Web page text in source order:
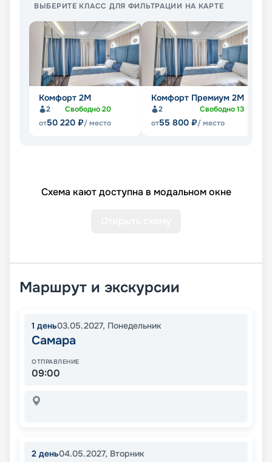
ВЫБЕРИТЕ КЛАСС ДЛЯ ФИЛЬТРАЦИИ НА КАРТЕ
Комфорт 2M
2 Свободно20
от50 220 ₽/ место
Комфорт Премиум 2M
2 Свободно13
от55 800 ₽/ место
Схема кают доступна в модальном окне
Маршрут и экскурсии
1 день03.05.2027, Понедельник
Самара
ОТПРАВЛЕНИЕ
09:00
2 день04.05.2027, Вторник